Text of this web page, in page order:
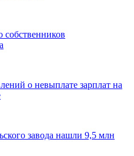
собственников
о невыплате зарплат на
завода нашли 9,5 млн